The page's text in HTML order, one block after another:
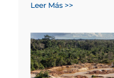
Leer Más >>